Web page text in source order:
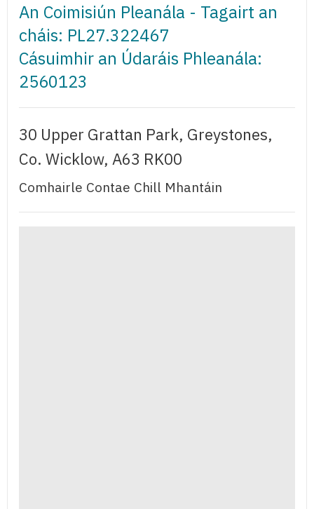
An Coimisiún Pleanála - Tagairt an
cháis: PL27.322467
Cásuimhir an Údaráis Phleanála:
2560123
30 Upper Grattan Park, Greystones,
Co. Wicklow, A63 RK00
Comhairle Contae Chill Mhantáin